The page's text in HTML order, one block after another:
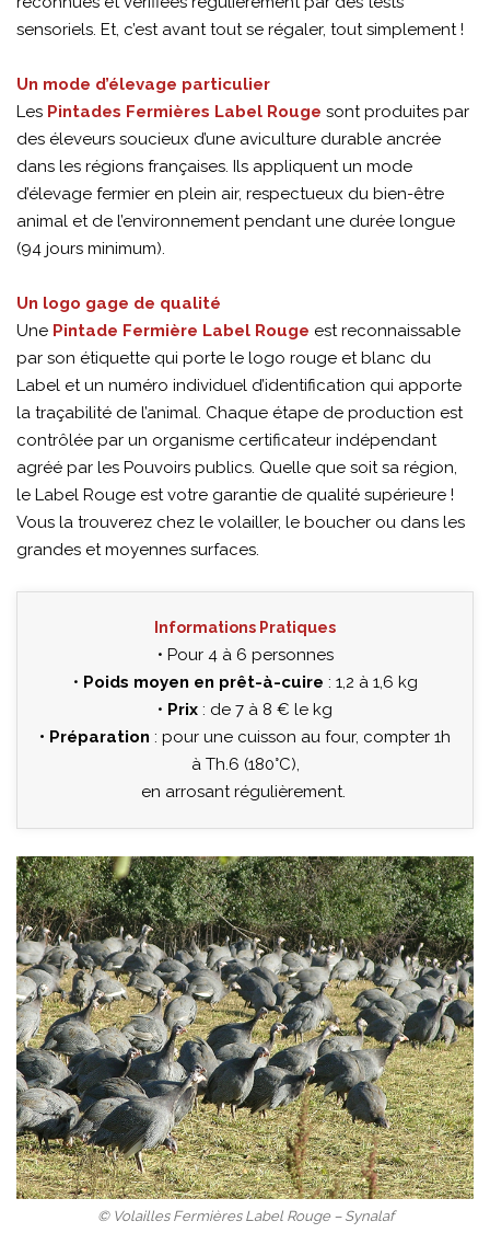
sensoriels. Et, c’est avant tout se régaler, tout simplement !
Un mode d’élevage particulier
Les Pintades Fermières Label Rouge sont produites par
des éleveurs soucieux d’une aviculture durable ancrée
dans les régions françaises. Ils appliquent un mode
d’élevage fermier en plein air, respectueux du bien-être
animal et de l’environnement pendant une durée longue
(94 jours minimum).
Un logo gage de qualité
Une Pintade Fermière Label Rouge est reconnaissable
par son étiquette qui porte le logo rouge et blanc du
Label et un numéro individuel d’identification qui apporte
la traçabilité de l’animal. Chaque étape de production est
contrôlée par un organisme certificateur indépendant
agréé par les Pouvoirs publics. Quelle que soit sa région,
le Label Rouge est votre garantie de qualité supérieure !
Vous la trouverez chez le volailler, le boucher ou dans les
grandes et moyennes surfaces.
Informations Pratiques
• Pour 4 à 6 personnes
• Poids moyen en prêt-à-cuire : 1,2 à 1,6 kg
• Prix : de 7 à 8 € le kg
• Préparation : pour une cuisson au four, compter 1h
à Th.6 (180°C),
en arrosant régulièrement.
© Volailles Fermières Label Rouge – Synalaf